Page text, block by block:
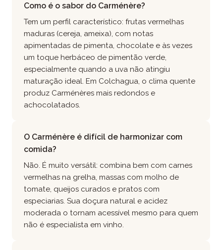
Como é o sabor do Carménère?
Tem um perfil característico: frutas vermelhas
maduras (cereja, ameixa), com notas
apimentadas de pimenta, chocolate e às vezes
um toque herbáceo de pimentão verde,
especialmente quando a uva não atingiu
maturação ideal. Em Colchagua, o clima quente
produz Carménères mais redondos e
achocolatados.
O Carménère é difícil de harmonizar com
comida?
Não. É muito versátil: combina bem com carnes
vermelhas na grelha, massas com molho de
tomate, queijos curados e pratos com
especiarias. Sua doçura natural e acidez
moderada o tornam acessível mesmo para quem
não é especialista em vinho.